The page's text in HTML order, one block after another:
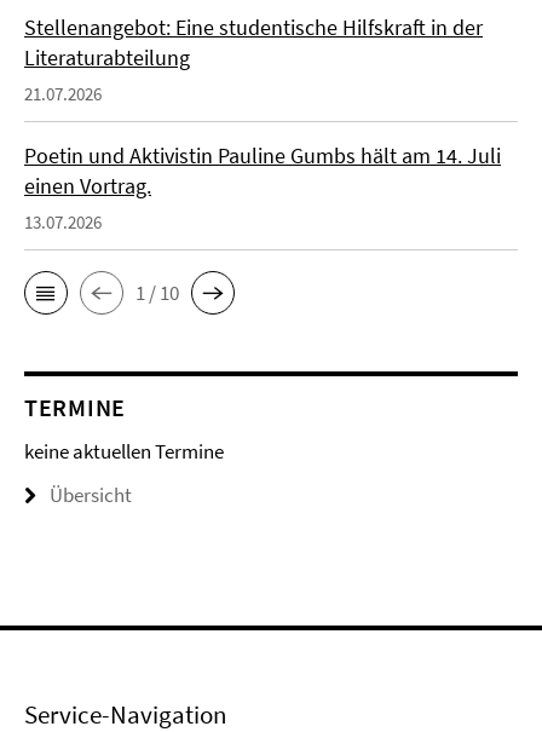
Stellenangebot: Eine studentische Hilfskraft in der
Literaturabteilung
21.07.2026
Poetin und Aktivistin Pauline Gumbs hält am 14. Juli
einen Vortrag.
13.07.2026
1 / 10
TERMINE
keine aktuellen Termine
Übersicht
Service-Navigation